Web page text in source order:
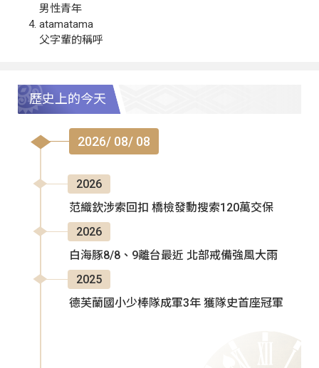
男性青年
atamatama
父字輩的稱呼
歷史上的今天
2026/ 08/ 08
2026
范織欽涉索回扣 橋檢發動搜索120萬交保
2026
白海豚8/8、9離台最近 北部戒備強風大雨
2025
德芙蘭國小少棒隊成軍3年 獲隊史首座冠軍